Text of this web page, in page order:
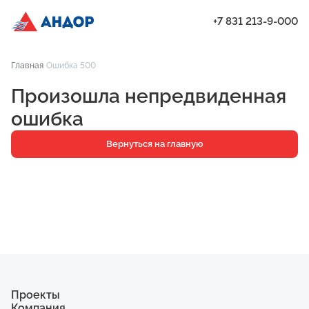
Проекты
Квартиры
Паркинг
Кладовые
+7 831 213-9-000
Главная Ошибка 500
Произошла непредвиденная
ошибка
Вернуться на главную
Проекты